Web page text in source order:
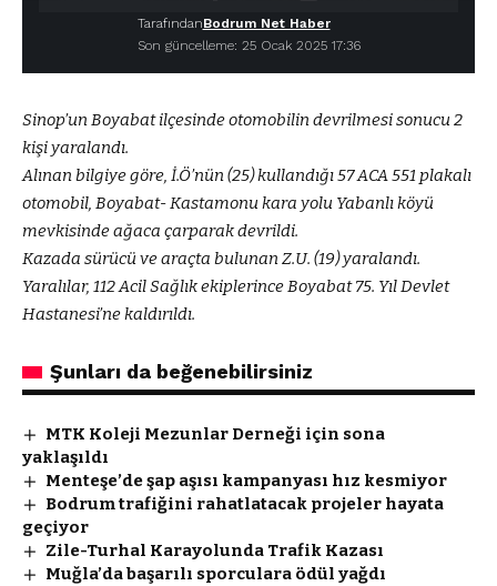
Son güncelleme: 25 Ocak 2025 17:36
TarafındanBodrum Net Haber
Sinop’un Boyabat ilçesinde otomobilin devrilmesi sonucu 2
kişi yaralandı.
Alınan bilgiye göre, İ.Ö’nün (25) kullandığı 57 ACA 551 plakalı
otomobil, Boyabat- Kastamonu kara yolu Yabanlı köyü
mevkisinde ağaca çarparak devrildi.
Kazada sürücü ve araçta bulunan Z.U. (19) yaralandı.
Yaralılar, 112 Acil Sağlık ekiplerince Boyabat 75. Yıl Devlet
Hastanesi’ne kaldırıldı.
Şunları da beğenebilirsiniz
MTK Koleji Mezunlar Derneği için sona
yaklaşıldı
Menteşe’de şap aşısı kampanyası hız kesmiyor
Bodrum trafiğini rahatlatacak projeler hayata
geçiyor
Zile-Turhal Karayolunda Trafik Kazası
Muğla’da başarılı sporculara ödül yağdı